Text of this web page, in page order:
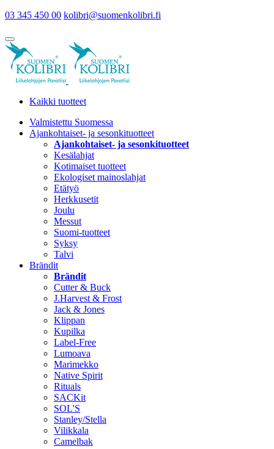
03 345 450 00 kolibri@suomenkolibri.fi
Kaikki tuotteet
Valmistettu Suomessa
Ajankohtaiset- ja sesonkituotteet
Ajankohtaiset- ja sesonkituotteet
Kesälahjat
Kotimaiset tuotteet
Ekologiset mainoslahjat
Etätyö
Herkkusetit
Joulu
Messut
Suomi-tuotteet
Syksy
Talvi
Brändit
Brändit
Cutter & Buck
J.Harvest & Frost
Jack & Jones
Klippan
Kupilka
Label-Free
Lumoava
Marimekko
Native Spirit
Rituals
SACKit
SOL'S
Stanley/Stella
Vilikkala
Camelbak